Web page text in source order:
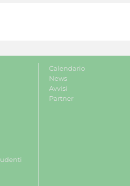
Calendario
News
Avvisi
Partner